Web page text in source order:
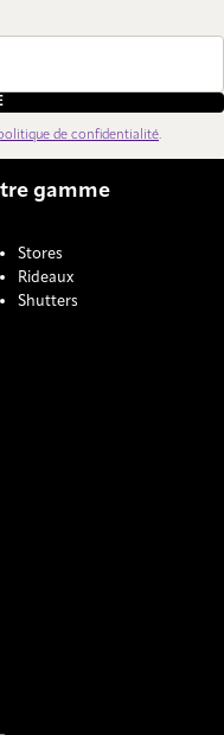
de confidentialité.
gamme
Stores
Rideaux
Shutters